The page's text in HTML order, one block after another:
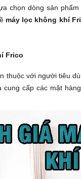
chọn dòng sản
máy lọc không khí
Frico
thuộc với người tiêu
cung cấp các mặt